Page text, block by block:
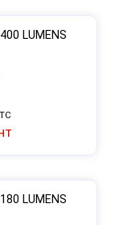
LUMENS
LUMENS